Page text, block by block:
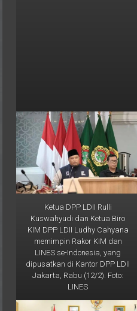
Ketua DPP LDII Rulli
Kuswahyudi dan Ketua Biro
KIM DPP LDII Ludhy Cahyana
memimpin Rakor KIM dan
LINES se-Indonesia, yang
dipusatkan di Kantor DPP LDII
Jakarta, Rabu (12/2). Foto:
LINES